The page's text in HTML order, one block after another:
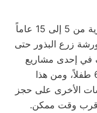
من 8 إلى 10 ديسمبر، شاركت فئات عمرية من 5 إلى 15 عاماً
زرع البذور حتى
في إحدى مشاريع
أرادَ. شهد الحدث نجاحاً مبهراً بمشاركة 60 طفلاً، ومن هذا
الأخرى على حجز
وقت ممكن.